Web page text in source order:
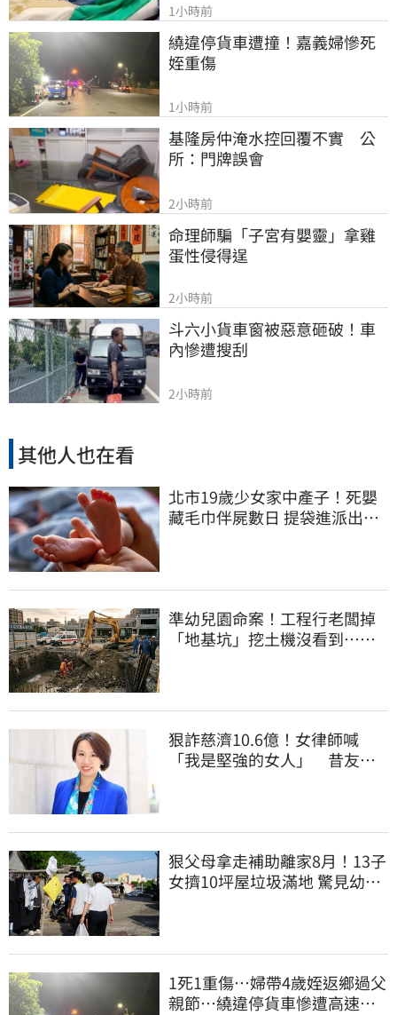
1小時前
繞違停貨車遭撞！嘉義婦慘死
姪重傷
1小時前
基隆房仲淹水控回覆不實　公
所：門牌誤會
2小時前
命理師騙「子宮有嬰靈」拿雞
蛋性侵得逞
2小時前
斗六小貨車窗被惡意砸破！車
內慘遭搜刮
2小時前
其他人也在看
北市19歲少女家中產子！死嬰
藏毛巾伴屍數日 提袋進派出所
準幼兒園命案！工程行老闆掉
「地基坑」挖土機沒看到…下
狠詐慈濟10.6億！女律師喊
「我是堅強的女人」 昔友人
狠父母拿走補助離家8月！13子
女擠10坪屋垃圾滿地 驚見幼童
1死1重傷…婦帶4歲姪返鄉過父
親節…繞違停貨車慘遭高速撞